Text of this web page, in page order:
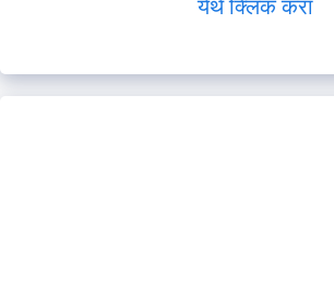
येथे क्लिक करा